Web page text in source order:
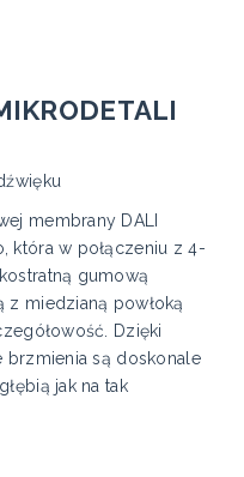
membrany DALI
która w połączeniu z 4-
gumową
miedzianą powłoką
Dzięki
brzmienia są doskonale
jak na tak